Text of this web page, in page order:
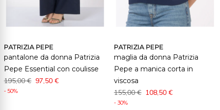
PATRIZIA PEPE
pantalone da donna Patrizia
Pepe Essential con coulisse
195,00 € 97,50 €
- 50%
PATRIZIA PEPE
maglia da donna Patrizia
Pepe a manica corta in
viscosa
155,00 € 108,50 €
- 30%